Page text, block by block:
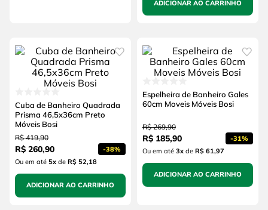
ADICIONAR AO CARRINHO
Cuba de Banheiro Quadrada
Prisma 46,5x36cm Preto
Móveis Bosi
R$ 419,90
R$ 260,90 -38%
Ou em até 5xde R$ 52,18
ADICIONAR AO CARRINHO
Espelheira de Banheiro Gales
60cm Moveis Móveis Bosi
R$ 269,90
R$ 185,90 -31%
Ou em até 3xde R$ 61,97
ADICIONAR AO CARRINHO